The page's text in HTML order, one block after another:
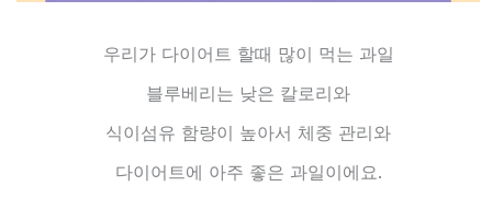
우리가 다이어트 할때 많이 먹는 과일
블루베리는 낮은 칼로리와
식이섬유 함량이 높아서 체중 관리와
다이어트에 아주 좋은 과일이에요.